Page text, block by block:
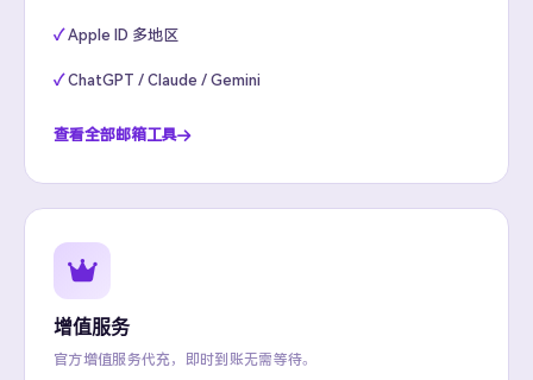
Apple ID 多地区
ChatGPT / Claude / Gemini
查看全部邮箱工具
增值服务
官方增值服务代充，即时到账无需等待。